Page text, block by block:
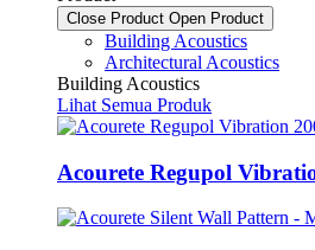
Close Product Open Product
Building Acoustics
Architectural Acoustics
Building Acoustics
Lihat Semua Produk
Acourete Regupol